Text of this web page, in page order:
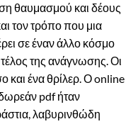
θαυμασμού και δέους
τον τρόπο που μια
σε έναν άλλο κόσμο
τέλος της ανάγνωσης. Οι
και ένα θρίλερ. Ο online
pdf ήταν
λαβυρινθώδη